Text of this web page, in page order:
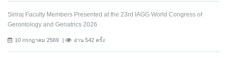
Siriraj Faculty Members Presented at the 23rd IAGG World Congress of
Gerontology and Geriatrics 2026
10 กรกฎาคม 2569 อ่าน 542 ครั้ง